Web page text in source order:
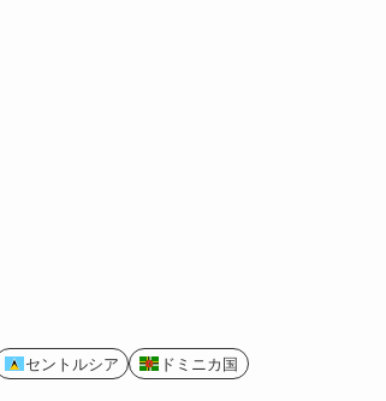
セントルシア
ドミニカ国